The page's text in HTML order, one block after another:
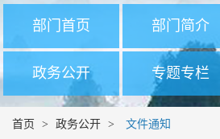
部门首页 部门简介
政务公开 专题专栏
首页 > 政务公开 > 文件通知